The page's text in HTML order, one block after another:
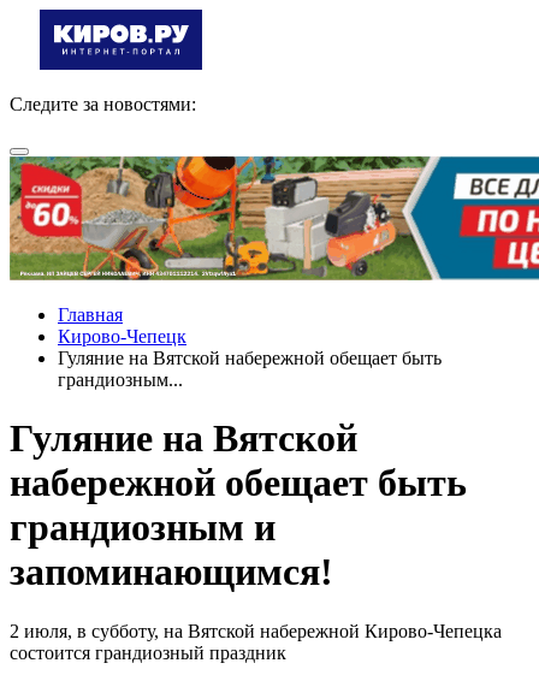
Следите за новостями:
Главная
Кирово-Чепецк
Гуляние на Вятской набережной обещает быть
грандиозным...
Гуляние на Вятской
набережной обещает быть
грандиозным и
запоминающимся!
2 июля, в субботу, на Вятской набережной Кирово-Чепецка
состоится грандиозный праздник